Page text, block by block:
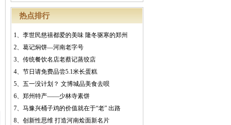
热点排行
1、 李世民慈禧都爱的美味 隆冬驱寒的郑州
2、 葛记焖饼—河南老字号
3、 传统餐饮名店老蔡记蒸饺店
4、 节日请免费品尝5.1米长蛋糕
5、 五一没计划？ 文博城品美食去呗
6、 郑州特产——少林寺素饼
7、 马豫兴桶子鸡的价值就在于“老” 出路
8、 创新性思维 打造河南烩面新名片